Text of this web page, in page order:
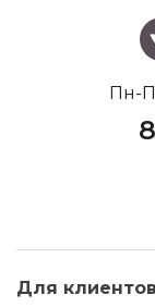
Пн-
Для клиентов